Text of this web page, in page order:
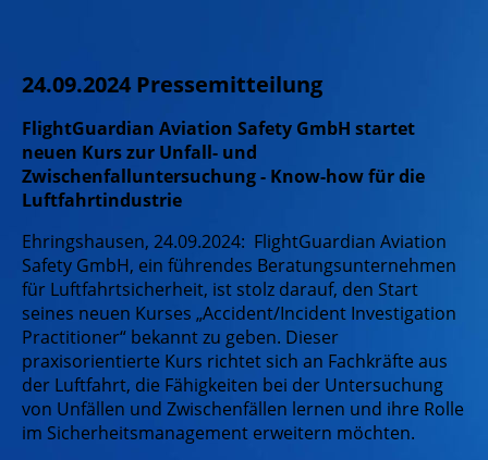
24.09.2024 Pressemitteilung
FlightGuardian Aviation Safety GmbH startet
neuen Kurs zur Unfall- und
Zwischenfalluntersuchung - Know-how für die
Luftfahrtindustrie
Ehringshausen, 24.09.2024: FlightGuardian Aviation
Safety GmbH, ein führendes Beratungsunternehmen
für Luftfahrtsicherheit, ist stolz darauf, den Start
seines neuen Kurses „Accident/Incident Investigation
Practitioner“ bekannt zu geben. Dieser
praxisorientierte Kurs richtet sich an Fachkräfte aus
der Luftfahrt, die Fähigkeiten bei der Untersuchung
von Unfällen und Zwischenfällen lernen und ihre Rolle
im Sicherheitsmanagement erweitern möchten.